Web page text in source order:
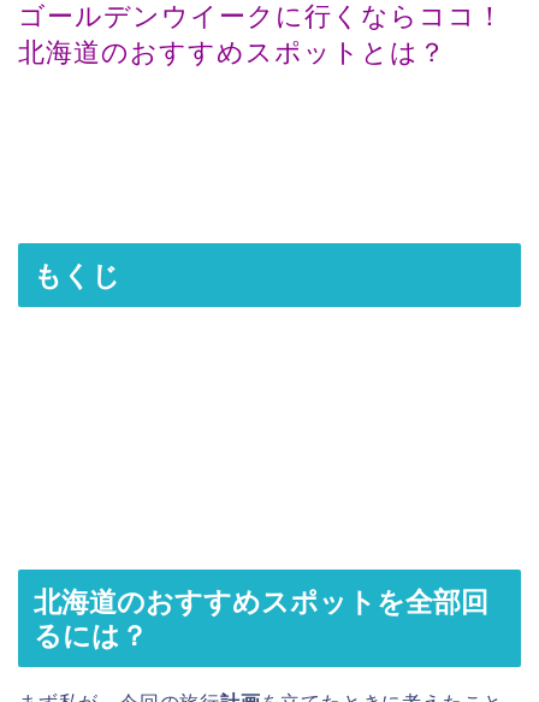
ゴールデンウイークに行くならココ！
北海道のおすすめスポットとは？
もくじ
北海道のおすすめスポットを全部回
るには？